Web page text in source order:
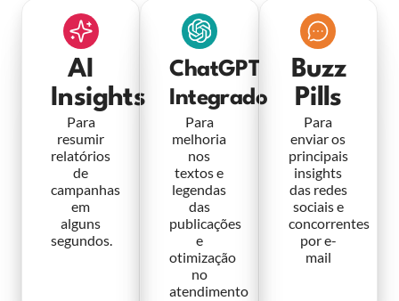
AI
Insights
Para
resumir
relatórios
de
campanhas
em
alguns
segundos.
ChatGPT
Integrado
Para
melhoria
nos
textos e
legendas
das
publicações
e
otimização
no
atendimento
Buzz
Pills
Para
enviar os
principais
insights
das redes
sociais e
concorrentes
por e-
mail